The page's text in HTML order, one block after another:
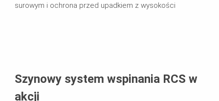
surowym i ochrona przed upadkiem z wysokości
Szynowy system wspinania RCS w
akcji